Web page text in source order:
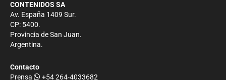
CONTENIDOS SA
Av. España 1409 Sur.
CP: 5400.
Provincia de San Juan.
Argentina.
Contacto
Prensa
+54 264-4033682